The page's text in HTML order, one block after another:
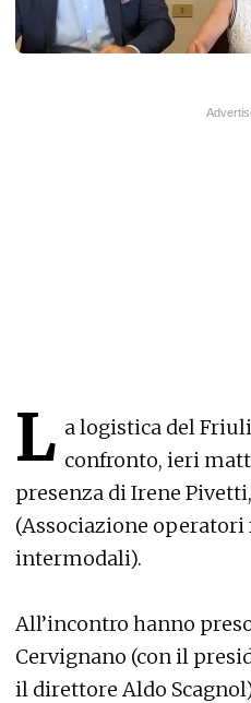
L a logistica del
confronto, ieri
presenza di Irene
(Associazione
intermodali).
All’incontro hanno
Cervignano (con il
il direttore Aldo